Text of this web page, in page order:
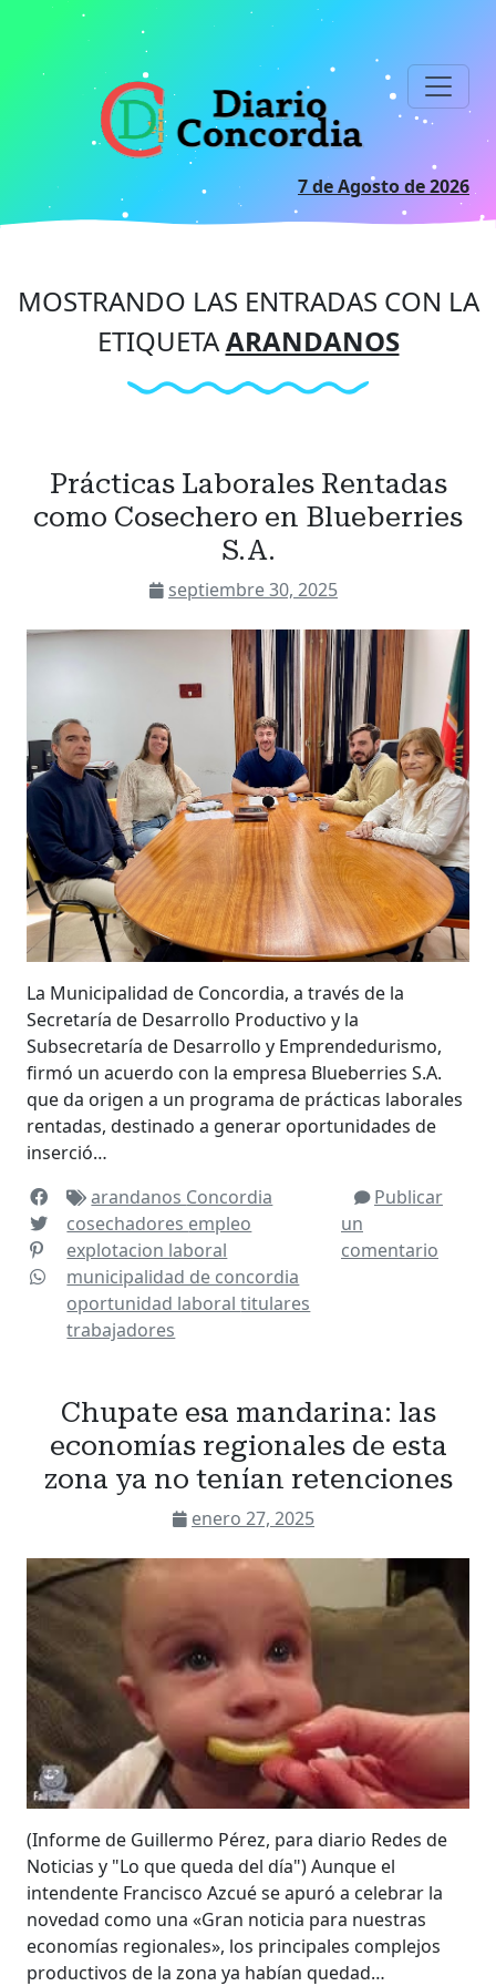
7 de Agosto de 2026
MOSTRANDO LAS ENTRADAS CON LA
ETIQUETAARANDANOS
Prácticas Laborales Rentadas
como Cosechero en Blueberries
S.A.
septiembre 30, 2025
La Municipalidad de Concordia, a través de la
Secretaría de Desarrollo Productivo y la
Subsecretaría de Desarrollo y Emprendedurismo,
firmó un acuerdo con la empresa Blueberries S.A.
que da origen a un programa de prácticas laborales
rentadas, destinado a generar oportunidades de
inserció…
arandanos Concordia
cosechadores empleo
explotacion laboral
municipalidad de concordia
oportunidad laboraltitulares
trabajadores
Publicar
un
comentario
Chupate esa mandarina: las
economías regionales de esta
zona ya no tenían retenciones
enero 27, 2025
(Informe de Guillermo Pérez, para diario Redes de
Noticias y "Lo que queda del día") Aunque el
intendente Francisco Azcué se apuró a celebrar la
novedad como una «Gran noticia para nuestras
economías regionales», los principales complejos
productivos de la zona ya habían quedad…